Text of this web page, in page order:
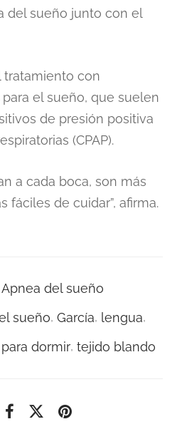
del sueño junto con el
tratamiento con
el sueño, que suelen
de presión positiva
(CPAP).
a cada boca, son más
fáciles de cuidar”, afirma.
Apnea del sueño
sueño, García, lengua,
dormir, tejido blando